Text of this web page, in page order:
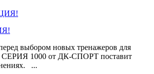
выбором новых тренажеров для
СЕРИЯ 1000 от ДК-СПОРТ поставит
...